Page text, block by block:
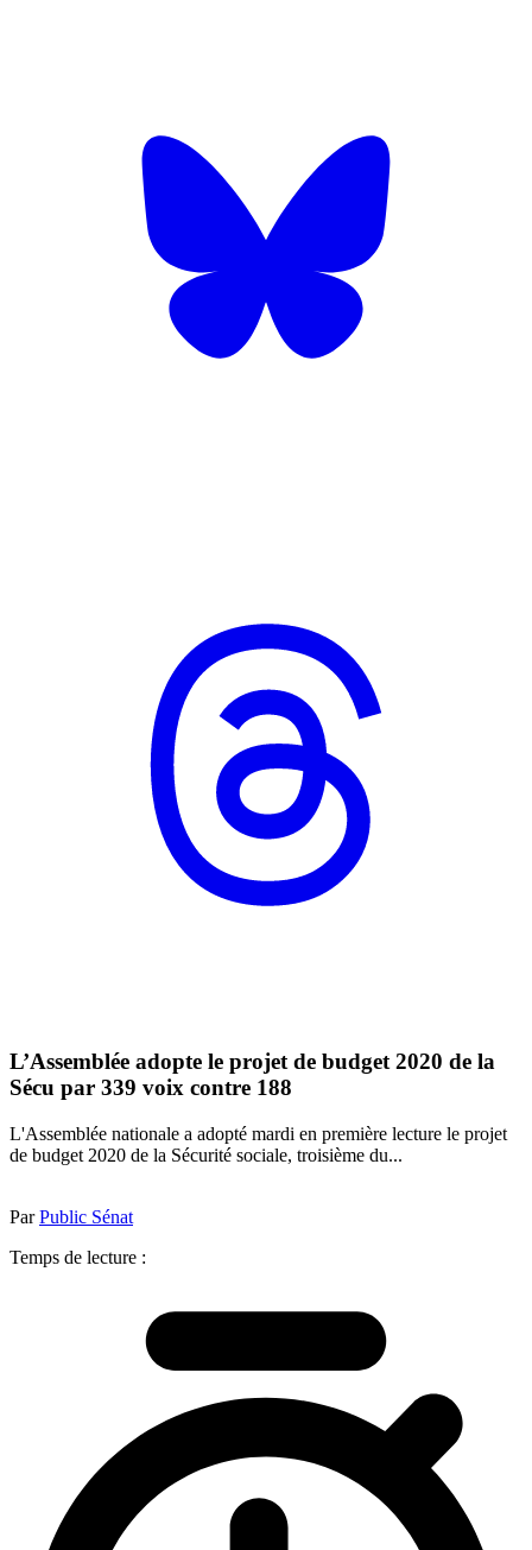
L’Assemblée adopte le projet de budget 2020 de la
Sécu par 339 voix contre 188
L'Assemblée nationale a adopté mardi en première lecture le projet
de budget 2020 de la Sécurité sociale, troisième du...
ParPublic Sénat
Temps de lecture :